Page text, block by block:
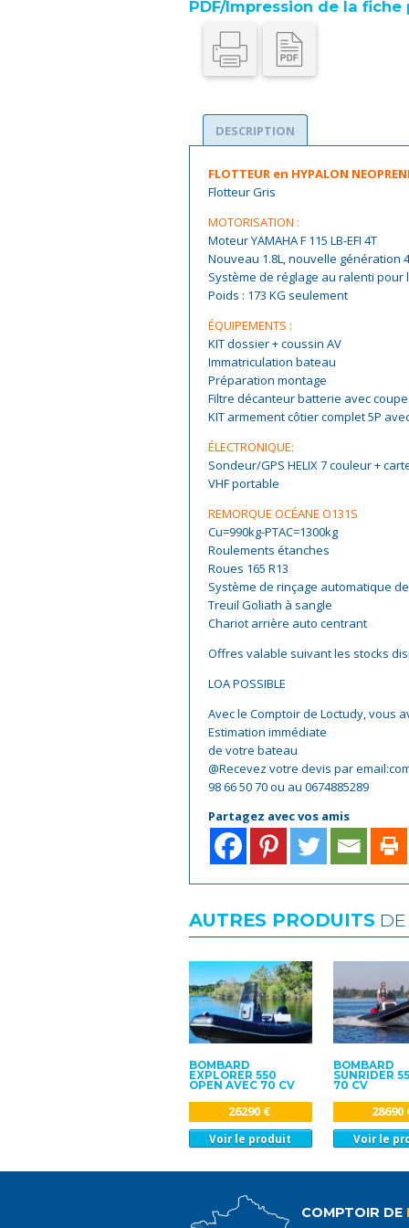
PDF/Impression de la
DESCRIPTION
FLOTTEUR en HYPALON
Flotteur Gris
MOTORISATION :
Moteur YAMAHA F 115 LB-EFI 4T
Nouveau 1.8L, nouvelle génération
Système de réglage au ralenti pour
Poids : 173 KG seulement
ÉQUIPEMENTS :
KIT dossier + coussin AV
Immatriculation bateau
Préparation montage
Filtre décanteur batterie avec
KIT armement côtier complet 5P
ÉLECTRONIQUE:
Sondeur/GPS HELIX 7 couleur +
VHF portable
REMORQUE OCÉANE O131S
Cu=990kg-PTAC=1300kg
Roulements étanches
Roues 165 R13
Système de rinçage automatique
Treuil Goliath à sangle
Chariot arrière auto centrant
Offres valable suivant les stocks
LOA POSSIBLE
Avec le Comptoir de Loctudy, vous
Estimation immédiate
de votre bateau
@Recevez votre devis par
98 66 50 70 ou au 0674885289
Partagez avec vos amis
AUTRES PRODUITS
BOMBARD
EXPLORER 550
OPEN AVEC 70 CV
26290 €
Voir le produit
BOMBARD
SUNRIDER
70 CV
28690
Voir le
COMPTOIR DE